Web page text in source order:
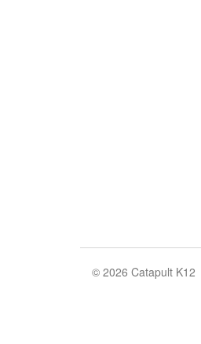
© 2026 Catapult K12